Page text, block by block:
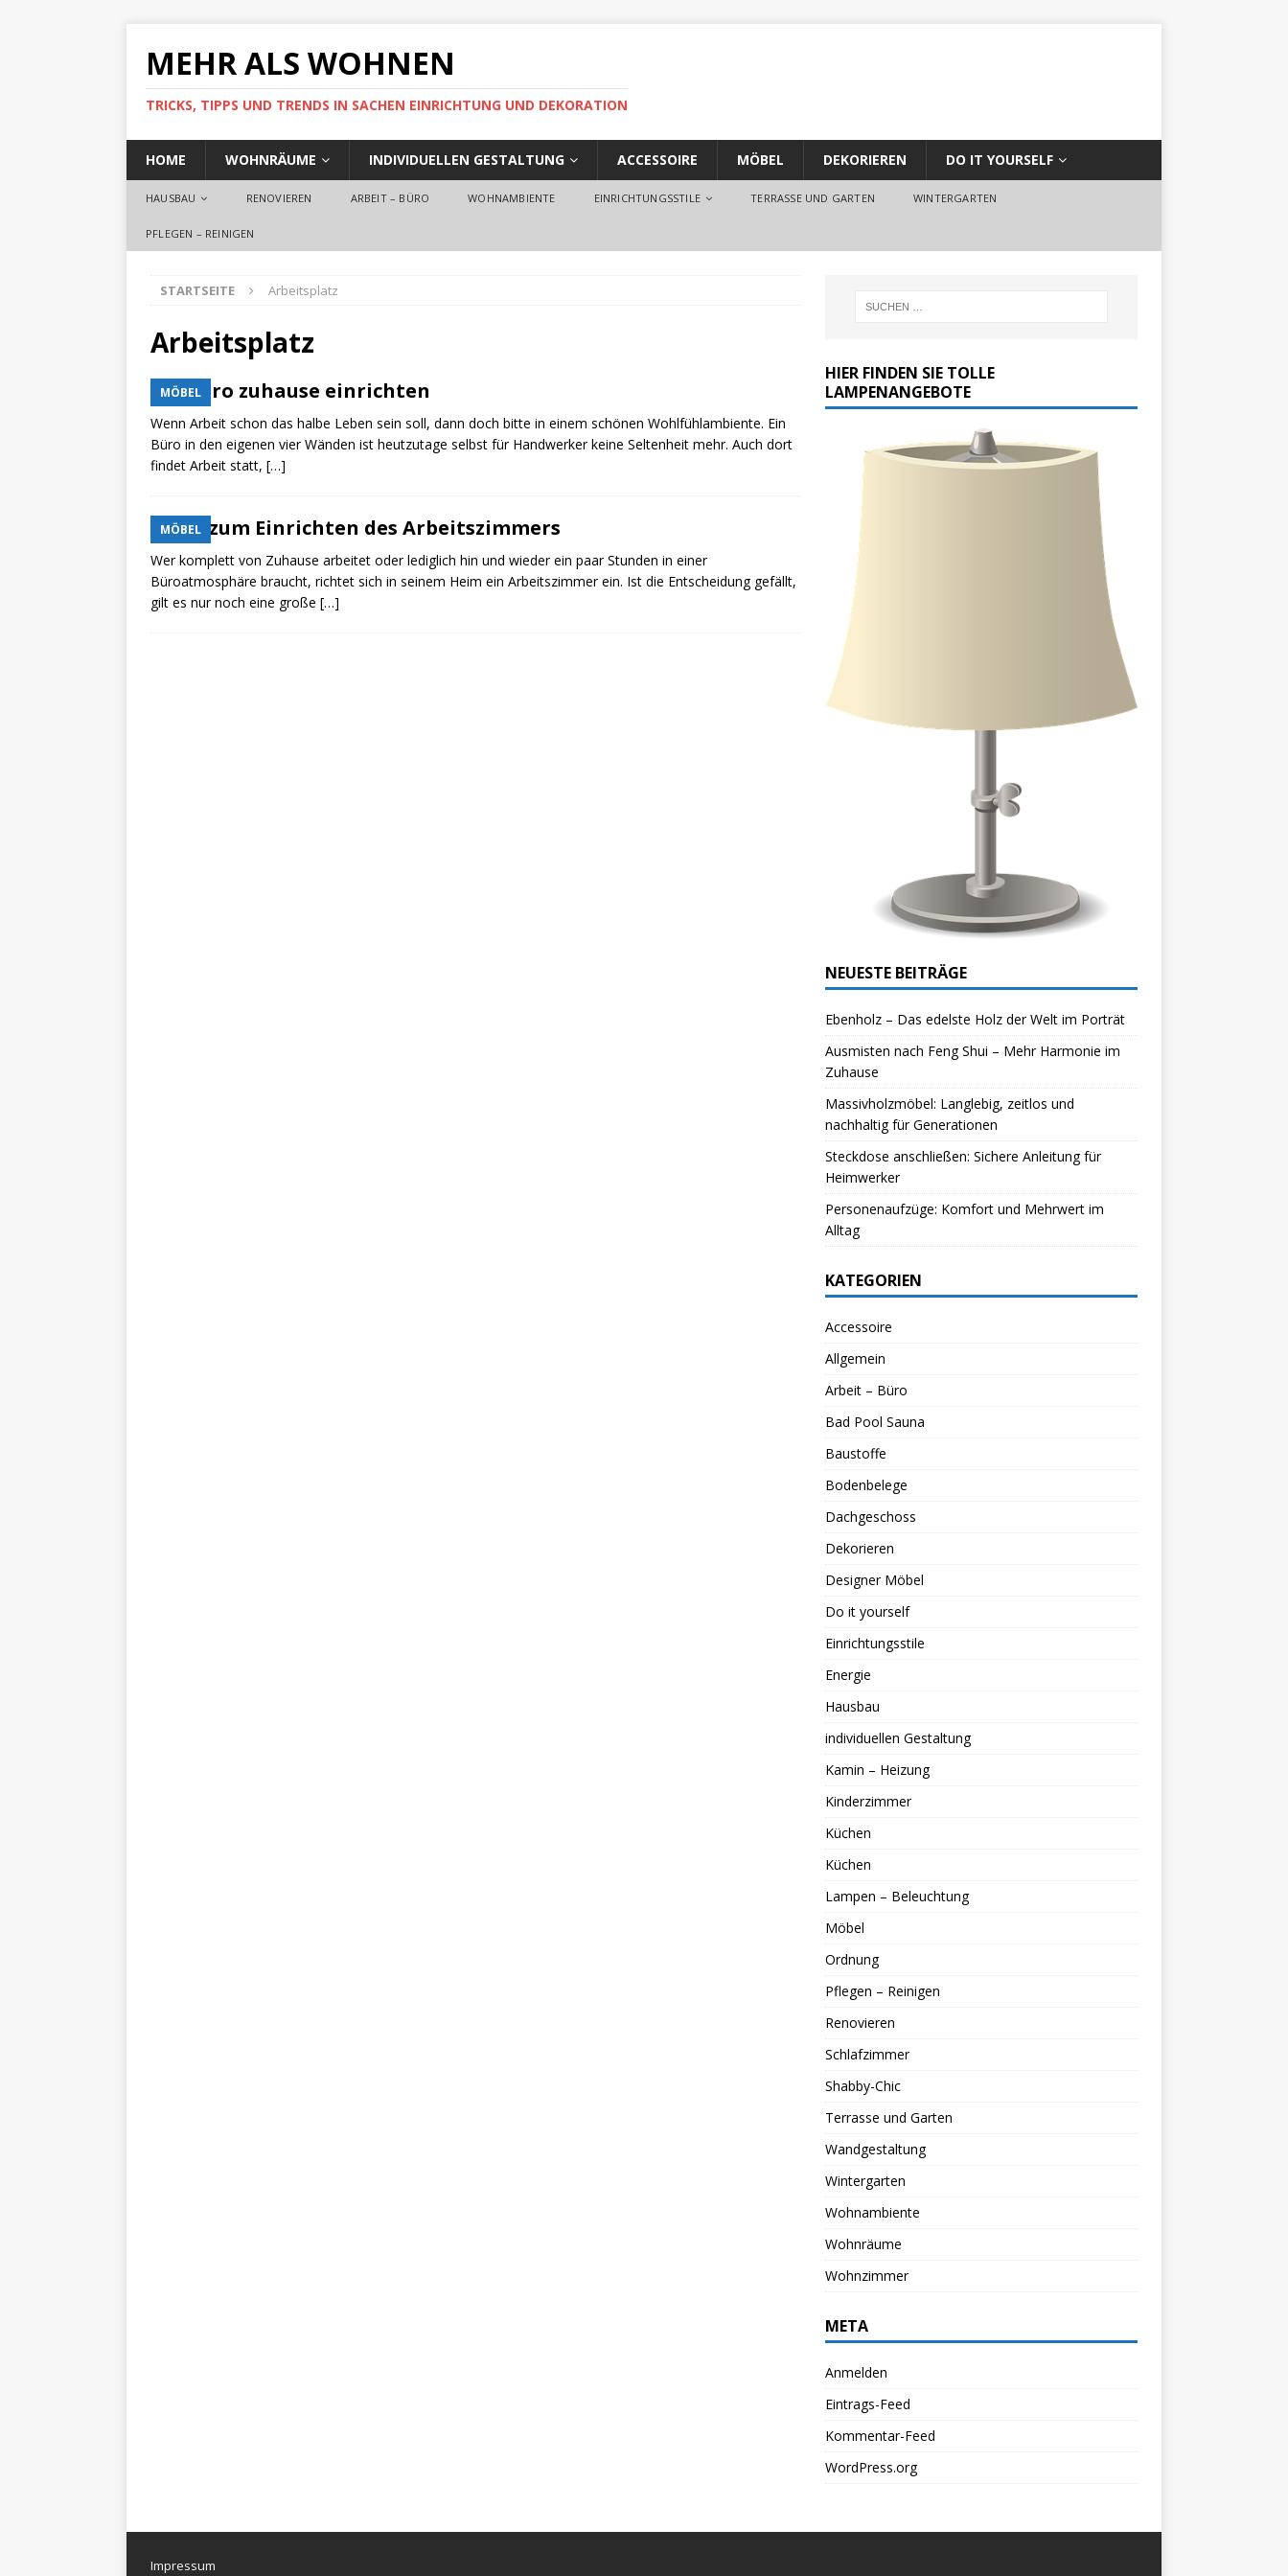
MEHR ALS WOHNEN
TRICKS, TIPPS UND TRENDS IN SACHEN EINRICHTUNG UND DEKORATION
HOME WOHNRÄUME INDIVIDUELLEN GESTALTUNG ACCESSOIRE MÖBEL DEKORIEREN DO IT YOURSELF
HAUSBAU RENOVIEREN ARBEIT – BÜRO WOHNAMBIENTE EINRICHTUNGSSTILE TERRASSE UND GARTEN WINTERGARTEN
PFLEGEN – REINIGEN
STARTSEITE Arbeitsplatz
Arbeitsplatz
MÖBEL
Ein Büro zuhause einrichten
Wenn Arbeit schon das halbe Leben sein soll, dann doch bitte in einem schönen Wohlfühlambiente. Ein
Büro in den eigenen vier Wänden ist heutzutage selbst für Handwerker keine Seltenheit mehr. Auch dort
findet Arbeit statt, […]
MÖBEL
Tipps zum Einrichten des Arbeitszimmers
Wer komplett von Zuhause arbeitet oder lediglich hin und wieder ein paar Stunden in einer
Büroatmosphäre braucht, richtet sich in seinem Heim ein Arbeitszimmer ein. Ist die Entscheidung gefällt,
gilt es nur noch eine große […]
HIER FINDEN SIE TOLLE
LAMPENANGEBOTE
NEUESTE BEITRÄGE
Ebenholz – Das edelste Holz der Welt im Porträt
Ausmisten nach Feng Shui – Mehr Harmonie im
Zuhause
Massivholzmöbel: Langlebig, zeitlos und
nachhaltig für Generationen
Steckdose anschließen: Sichere Anleitung für
Heimwerker
Personenaufzüge: Komfort und Mehrwert im
Alltag
KATEGORIEN
Accessoire
Allgemein
Arbeit – Büro
Bad Pool Sauna
Baustoffe
Bodenbelege
Dachgeschoss
Dekorieren
Designer Möbel
Do it yourself
Einrichtungsstile
Energie
Hausbau
individuellen Gestaltung
Kamin – Heizung
Kinderzimmer
Küchen
Küchen
Lampen – Beleuchtung
Möbel
Ordnung
Pflegen – Reinigen
Renovieren
Schlafzimmer
Shabby-Chic
Terrasse und Garten
Wandgestaltung
Wintergarten
Wohnambiente
Wohnräume
Wohnzimmer
META
Anmelden
Eintrags-Feed
Kommentar-Feed
WordPress.org
Impressum